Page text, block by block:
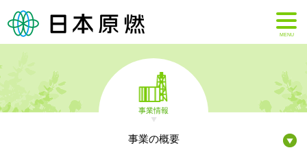
MENU
事業情報
事業の概要